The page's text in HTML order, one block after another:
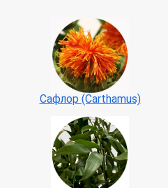
Сафлор (Carthamus)